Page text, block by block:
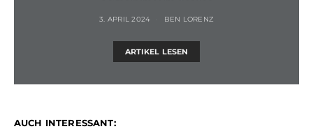
3. APRIL 2024 BEN LORENZ
ARTIKEL LESEN
AUCH INTERESSANT: